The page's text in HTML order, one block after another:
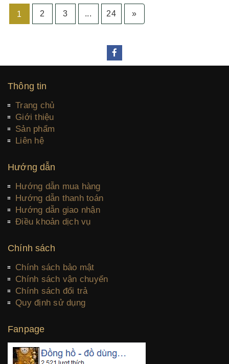
1 2 3 ... 24 »
Thông tin
Trang chủ
Giới thiệu
Sản phẩm
Liên hệ
Hướng dẫn
Hướng dẫn mua hàng
Hướng dẫn thanh toán
Hướng dẫn giao nhận
Điều khoản dịch vụ
Chính sách
Chính sách bảo mật
Chính sách vận chuyển
Chính sách đổi trả
Quy định sử dụng
Fanpage